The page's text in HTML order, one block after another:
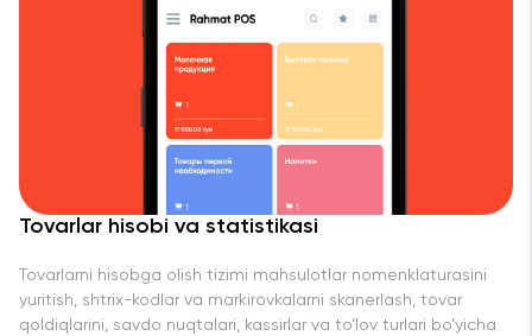
Tovarlar hisobi va statistikasi
Tovarlarni hisobga olish tizimi mahsulotlar nomenklaturasini
yuritish, shtrix-kodlar va markirovkalarni skanerlash, tovar
qoldiqlarini, savdo nuqtalari, kassirlar va to‘lov turlari bo‘yicha